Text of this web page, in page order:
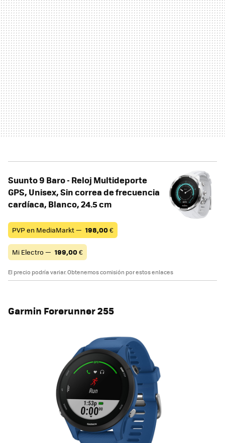
Suunto 9 Baro - Reloj Multideporte
GPS, Unisex, Sin correa de frecuencia
cardíaca, Blanco, 24.5 cm
PVP en MediaMarkt — 198,00€
Mi Electro — 199,00€
El precio podría variar. Obtenemos comisión por estos enlaces
Garmin Forerunner 255